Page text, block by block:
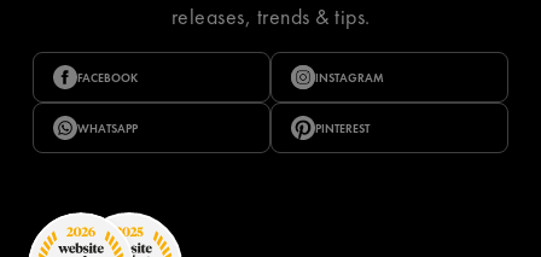
releases, trends & tips.
FACEBOOK INSTAGRAM
WHATSAPP PINTEREST